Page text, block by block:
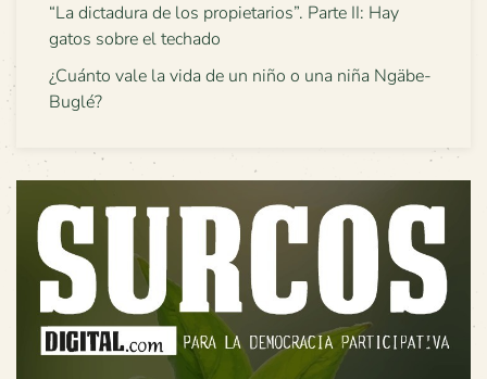
“La dictadura de los propietarios”. Parte II: Hay
gatos sobre el techado
¿Cuánto vale la vida de un niño o una niña Ngäbe-
Buglé?